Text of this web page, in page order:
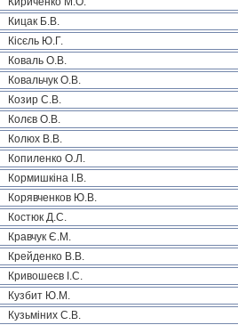
Кицак Б.В.
Кісєль Ю.Г.
Коваль О.В.
Ковальчук О.В.
Козир С.В.
Колєв О.В.
Колюх В.В.
Копиленко О.Л.
Кормишкіна І.В.
Корявченков Ю.В.
Костюк Д.С.
Кравчук Є.М.
Крейденко В.В.
Кривошеєв І.С.
Кузбит Ю.М.
Кузьміних С.В.